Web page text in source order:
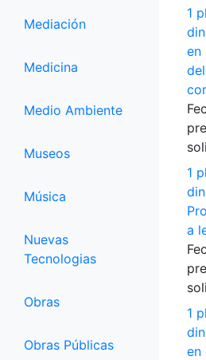
Mediación
Medicina
Medio Ambiente
Museos
Música
Nuevas
Tecnologias
Obras
Obras Públicas
1
en
1
a
1
en